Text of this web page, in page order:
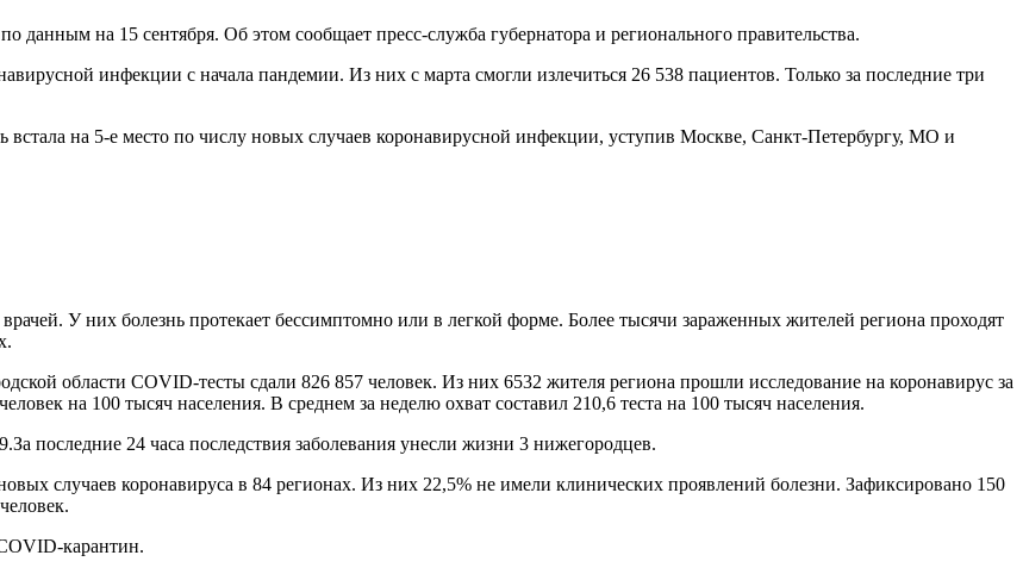
данным на 15 сентября. Об этом сообщает пресс-служба губернатора и регионального правительства.
инфекции с начала пандемии. Из них с марта смогли излечиться 26 538 пациентов. Только за последние три
встала на 5-е место по числу новых случаев коронавирусной инфекции, уступив Москве, Санкт-Петербургу, МО и
У них болезнь протекает бессимптомно или в легкой форме. Более тысячи зараженных жителей региона проходят
области COVID-тесты сдали 826 857 человек. Из них 6532 жителя региона прошли исследование на коронавирус за
на 100 тысяч населения. В среднем за неделю охват составил 210,6 теста на 100 тысяч населения.
последние 24 часа последствия заболевания унесли жизни 3 нижегородцев.
случаев коронавируса в 84 регионах. Из них 22,5% не имели клинических проявлений болезни. Зафиксировано 150
карантин.